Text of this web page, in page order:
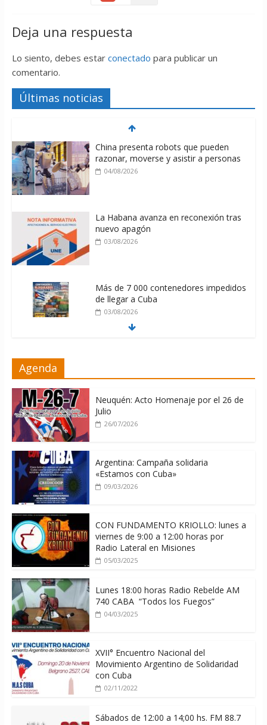
Deja una respuesta
Lo siento, debes estar conectado para publicar un
comentario.
Últimas noticias
China presenta robots que pueden
razonar, moverse y asistir a personas
04/08/2026
La Habana avanza en reconexión tras
nuevo apagón
03/08/2026
Más de 7 000 contenedores impedidos
de llegar a Cuba
03/08/2026
04/08/2026
Agenda
Neuquén: Acto Homenaje por el 26 de
Julio
26/07/2026
Argentina: Campaña solidaria
«Estamos con Cuba»
09/03/2026
CON FUNDAMENTO KRIOLLO: lunes a
viernes de 9:00 a 12:00 horas por
Radio Lateral en Misiones
05/03/2025
Lunes 18:00 horas Radio Rebelde AM
740 CABA “Todos los Fuegos”
04/03/2025
XVII° Encuentro Nacional del
Movimiento Argentino de Solidaridad
con Cuba
02/11/2022
Sábados de 12:00 a 14;00 hs. FM 88.7